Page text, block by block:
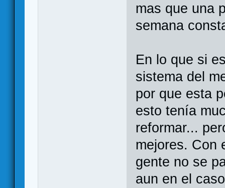
mas que una
semana
En lo que si
sistema del
por que esta
esto tenía
reformar...
mejores. Con
gente no se
aun en el